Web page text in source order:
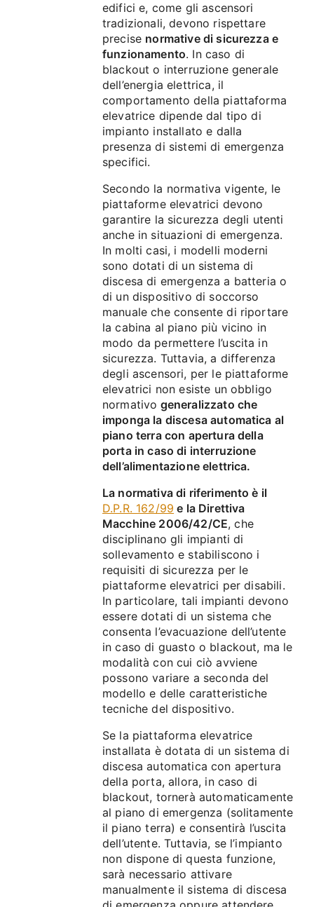
edifici e, come gli ascensori
tradizionali, devono rispettare
precise normative di sicurezza e
funzionamento. In caso di
blackout o interruzione generale
dell’energia elettrica, il
comportamento della piattaforma
elevatrice dipende dal tipo di
impianto installato e dalla
presenza di sistemi di emergenza
specifici.
Secondo la normativa vigente, le
piattaforme elevatrici devono
garantire la sicurezza degli utenti
anche in situazioni di emergenza.
In molti casi, i modelli moderni
sono dotati di un sistema di
discesa di emergenza a batteria o
di un dispositivo di soccorso
manuale che consente di riportare
la cabina al piano più vicino in
modo da permettere l’uscita in
sicurezza. Tuttavia, a differenza
degli ascensori, per le piattaforme
elevatrici non esiste un obbligo
normativo generalizzato che
imponga la discesa automatica al
piano terra con apertura della
porta in caso di interruzione
dell’alimentazione elettrica.
La normativa di riferimento è il
D.P.R. 162/99 e la Direttiva
Macchine 2006/42/CE, che
disciplinano gli impianti di
sollevamento e stabiliscono i
requisiti di sicurezza per le
piattaforme elevatrici per disabili.
In particolare, tali impianti devono
essere dotati di un sistema che
consenta l’evacuazione dell’utente
in caso di guasto o blackout, ma le
modalità con cui ciò avviene
possono variare a seconda del
modello e delle caratteristiche
tecniche del dispositivo.
Se la piattaforma elevatrice
installata è dotata di un sistema di
discesa automatica con apertura
della porta, allora, in caso di
blackout, tornerà automaticamente
al piano di emergenza (solitamente
il piano terra) e consentirà l’uscita
dell’utente. Tuttavia, se l’impianto
non dispone di questa funzione,
sarà necessario attivare
manualmente il sistema di discesa